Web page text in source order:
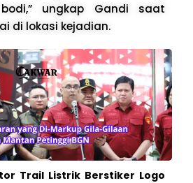
ungkap Gandi saat
di lokasi kejadian.
Trail Listrik Berstiker Logo